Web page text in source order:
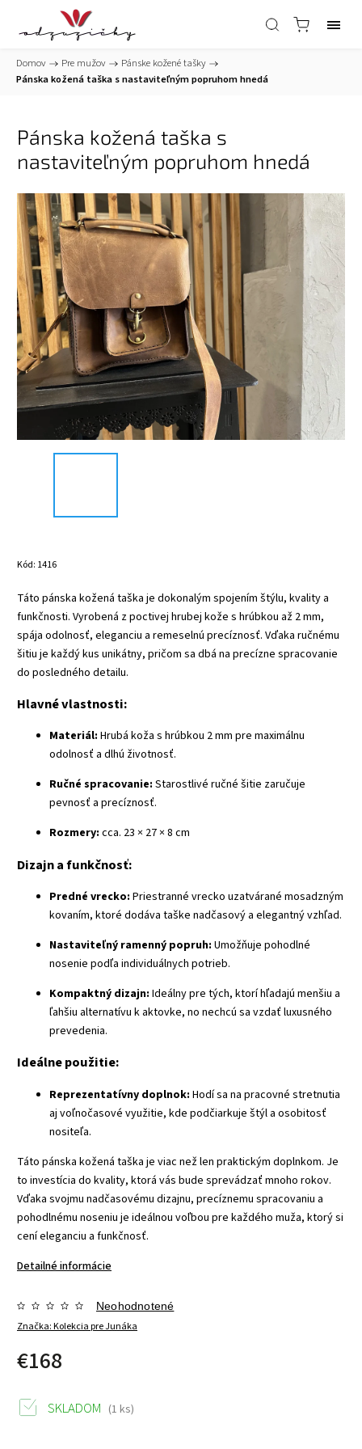
Domov / Pre mužov / Pánske kožené tašky /
Pánska kožená taška s nastaviteľným popruhom hnedá
Pánska kožená taška s
nastaviteľným popruhom hnedá
Kód: 1416
Táto pánska kožená taška je dokonalým spojením štýlu, kvality a
funkčnosti. Vyrobená z poctivej hrubej kože s hrúbkou až 2 mm,
spája odolnosť, eleganciu a remeselnú precíznosť. Vďaka ručnému
šitiu je každý kus unikátny, pričom sa dbá na precízne spracovanie
do posledného detailu.
Hlavné vlastnosti:
Materiál: Hrubá koža s hrúbkou 2 mm pre maximálnu
odolnosť a dlhú životnosť.
Ručné spracovanie: Starostlivé ručné šitie zaručuje
pevnosť a precíznosť.
Rozmery: cca. 23 × 27 × 8 cm
Dizajn a funkčnosť:
Predné vrecko: Priestranné vrecko uzatvárané mosadzným
kovaním, ktoré dodáva taške nadčasový a elegantný vzhľad.
Nastaviteľný ramenný popruh: Umožňuje pohodlné
nosenie podľa individuálnych potrieb.
Kompaktný dizajn: Ideálny pre tých, ktorí hľadajú menšiu a
ľahšiu alternatívu k aktovke, no nechcú sa vzdať luxusného
prevedenia.
Ideálne použitie:
Reprezentatívny doplnok: Hodí sa na pracovné stretnutia
aj voľnočasové využitie, kde podčiarkuje štýl a osobitosť
nositeľa.
Táto pánska kožená taška je viac než len praktickým doplnkom. Je
to investícia do kvality, ktorá vás bude sprevádzať mnoho rokov.
Vďaka svojmu nadčasovému dizajnu, precíznemu spracovaniu a
pohodlnému noseniu je ideálnou voľbou pre každého muža, ktorý si
cení eleganciu a funkčnosť.
Detailné informácie
Značka:Kolekcia pre Junáka
Neohodnotené
€168
SKLADOM (1 ks)